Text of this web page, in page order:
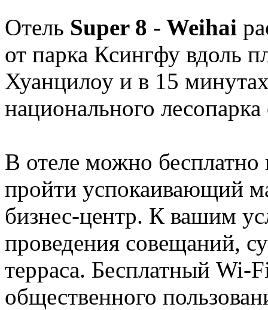
Отель Super 8 - Weihai
от парка Ксингфу вдоль
Хуанцилоу и в 15
национального
В отеле можно бесплатно
пройти успокаивающий
бизнес-центр. К вашим
проведения совещаний,
терраса. Бесплатный Wi-
общественного